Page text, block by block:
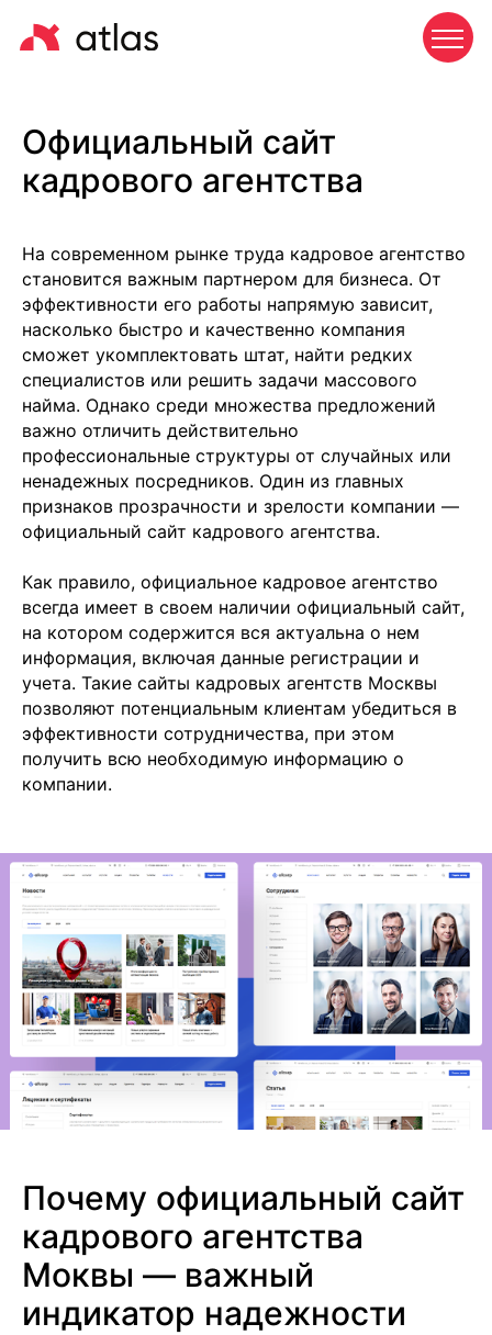
Официальный сайт
кадрового агентства
На современном рынке труда кадровое агентство
становится важным партнером для бизнеса. От
эффективности его работы напрямую зависит,
насколько быстро и качественно компания
сможет укомплектовать штат, найти редких
специалистов или решить задачи массового
найма. Однако среди множества предложений
важно отличить действительно
профессиональные структуры от случайных или
ненадежных посредников. Один из главных
признаков прозрачности и зрелости компании —
официальный сайт кадрового агентства.
Как правило, официальное кадровое агентство
всегда имеет в своем наличии официальный сайт,
на котором содержится вся актуальна о нем
информация, включая данные регистрации и
учета. Такие сайты кадровых агентств Москвы
позволяют потенциальным клиентам убедиться в
эффективности сотрудничества, при этом
получить всю необходимую информацию о
компании.
Почему официальный сайт
кадрового агентства
Моквы — важный
индикатор надежности